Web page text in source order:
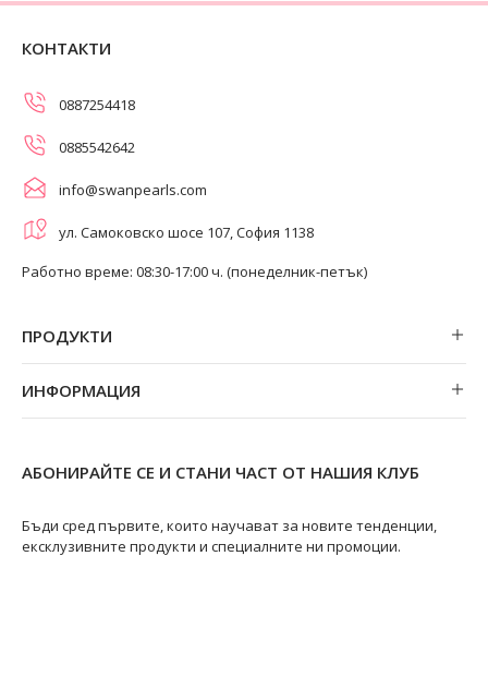
КОНТАКТИ
0887254418
0885542642
info@swanpearls.com
ул. Самоковско шосе 107, София 1138
Работно време: 08:30-17:00 ч. (понеделник-петък)
ПРОДУКТИ
Гривни
ИНФОРМАЦИЯ
Магазини
Ремонт на бижута
Видове перли
АБОНИРАЙТЕ СЕ И СТАНИ ЧАСТ ОТ НАШИЯ КЛУБ
Бъди сред първите, които научават за новите тенденции,
ексклузивните продукти и специалните ни промоции.